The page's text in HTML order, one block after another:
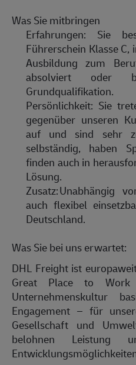
Was Sie mitbringen
Erfahrungen: Sie
Führerschein Klasse
Ausbildung zum
absolviert oder
Grundqualifikation.
Persönlichkeit: Sie
gegenüber unseren
auf und sind sehr
selbständig, haben
finden auch in
Lösung.
Zusatz:Unabhängig
auch flexibel
Deutschland.
Was Sie bei uns erwartet:
DHL Freight ist
Great Place to Work
Unternehmenskultur
Engagement – für
Gesellschaft und
belohnen Leistung